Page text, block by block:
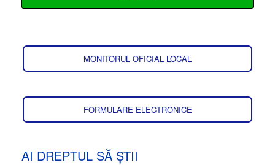
MONITORUL OFICIAL LOCAL
FORMULARE ELECTRONICE
AI DREPTUL SĂ ȘTII